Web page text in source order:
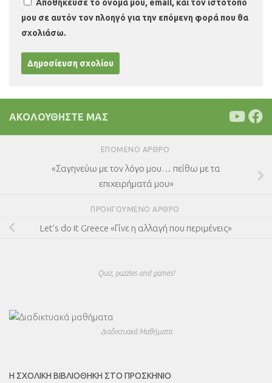
Αποθήκευσε το όνομά μου, email, και τον ιστότοπο
μου σε αυτόν τον πλοηγό για την επόμενη φορά που θα
σχολιάσω.
ΑΚΟΛΟΥΘΉΣΤΕ ΜΑΣ
ΕΠΌΜΕΝΟ ΆΡΘΡΟ
«Σαγηνεύω με τον λόγο μου… πείθω με τα
επιχειρήματά μου»
ΠΡΟΗΓΟΎΜΕΝΟ ΆΡΘΡΟ
Let’s do it Greece «Γίνε η αλλαγή που περιμένεις»
Quiz, puzzles and games!
Διαδικτυακά Μαθήματα
Η ΣΧΟΛΙΚΉ ΒΙΒΛΙΟΘΉΚΗ ΣΤΟ ΠΡΟΣΚΉΝΙΟ